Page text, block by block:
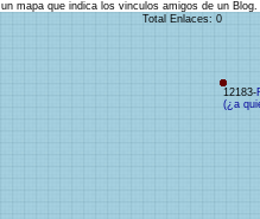
un mapa que indica los vinculos amigos de un
12183-
(¿a
Total Enlaces: 0